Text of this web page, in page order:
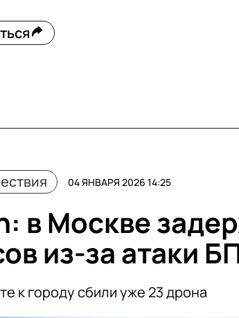
04 ЯНВАРЯ 2026 14:25
в Москве
из-за атаки
к городу сбили уже 23 дрона